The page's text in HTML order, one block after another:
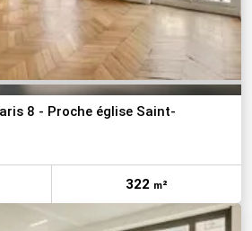
8 - Proche église Saint-
322 m²